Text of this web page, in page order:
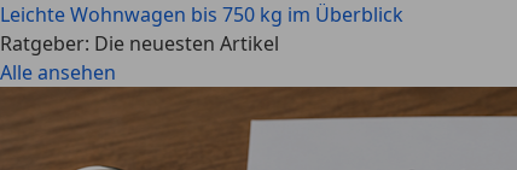
Leichte Wohnwagen bis 750 kg im Überblick
Ratgeber: Die neuesten Artikel
Alle ansehen